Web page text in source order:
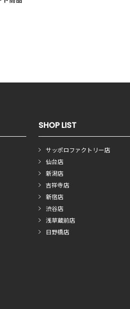
SHOP LIST
サッポロファクトリー店
仙台店
新潟店
吉祥寺店
新宿店
渋谷店
浅草蔵前店
日野橋店